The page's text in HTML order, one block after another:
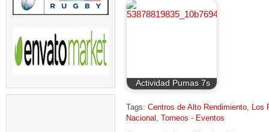
Actividad Pumas 7s
Tags: Centros de Alto Rendimiento, Los
Nacional , Torneos - Eventos